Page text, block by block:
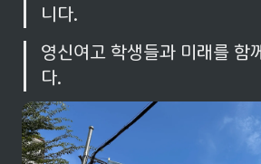
니다.
영신여고 학생들과 미래를 함
다.